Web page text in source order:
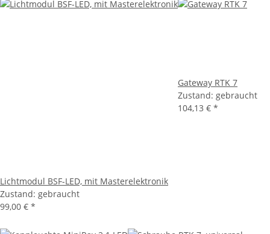
Lichtmodul BSF-LED, mit Masterelektronik
Zustand: gebraucht
99,00 € *
Gateway RTK 7
Zustand: gebraucht
104,13 € *